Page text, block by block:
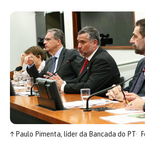
↑Paulo Pimenta, líder da Bancada do PT